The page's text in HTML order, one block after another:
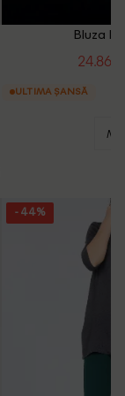
Bluza
24.86
ULTIMA ȘANSĂ
M
- 44%